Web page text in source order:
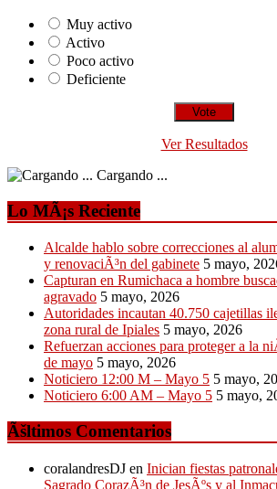
Muy activo
Activo
Poco activo
Deficiente
Ver Resultados
Cargando ...
Lo MÃ¡s Reciente
Alcalde hablo sobre correcciones al
y renovaciÃ³n del gabinete 5 mayo,
Capturan en Rumichaca a hombre
agravado 5 mayo, 2026
Autoridades incautan 40.750 cajetillas
zona rural de Ipiales 5 mayo, 2026
Refuerzan acciones para proteger a la
de mayo 5 mayo, 2026
Noticiero 12:00 M – Mayo 5 5 mayo,
Noticiero 6:00 AM – Mayo 5 5 mayo,
Ãšltimos Comentarios
coralandresDJ en Inician fiestas
Sagrado CorazÃ³n de JesÃºs y al